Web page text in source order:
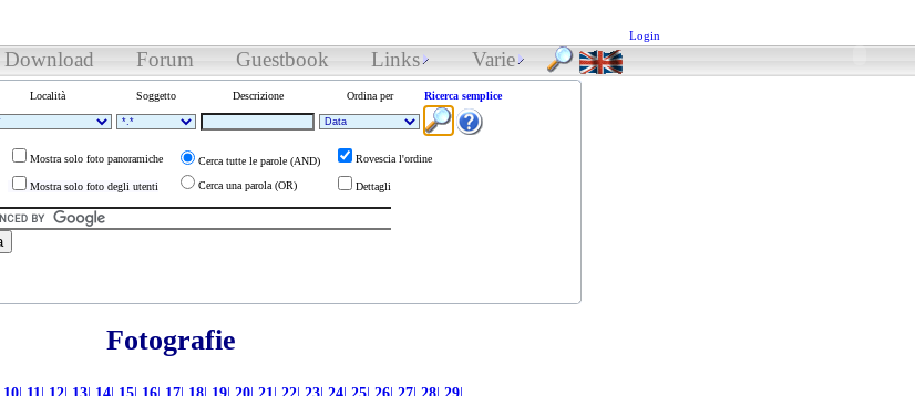
Login
Download Forum Guestbook Links Varie
Località Soggetto Descrizione Ordina per Ricerca semplice
Mostra solo foto panoramiche
Cerca tutte le parole (AND)
Cerca una parola (OR)
Rovescia l'ordine
Mostra solo foto degli utenti Dettagli
Fotografie